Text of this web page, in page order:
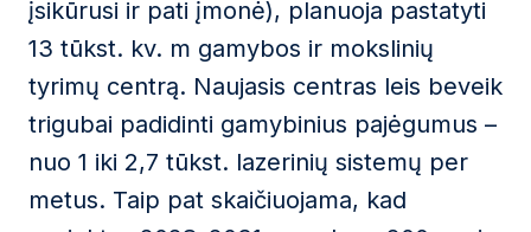
įsikūrusi ir pati įmonė), planuoja pastatyti
13 tūkst. kv. m gamybos ir mokslinių
tyrimų centrą. Naujasis centras leis beveik
trigubai padidinti gamybinius pajėgumus –
nuo 1 iki 2,7 tūkst. lazerinių sistemų per
metus. Taip pat skaičiuojama, kad